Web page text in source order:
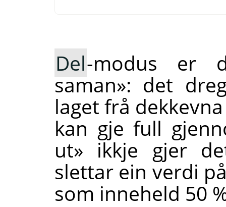
Del-modus er
saman»: det
laget frå
kan gje full
ut» ikkje gjer
slettar ein verdi
som inneheld 50